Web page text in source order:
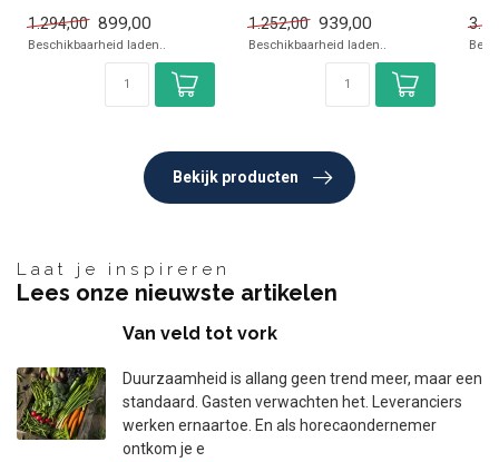
1.294,00 899,00
Beschikbaarheid laden..
1.252,00 939,00
Beschikbaarheid laden..
Bekijk producten
Laat je inspireren
Lees onze nieuwste artikelen
Van veld tot vork
Duurzaamheid is allang geen trend meer, maar een
standaard. Gasten verwachten het. Leveranciers
werken ernaartoe. En als horecaondernemer
ontkom je e